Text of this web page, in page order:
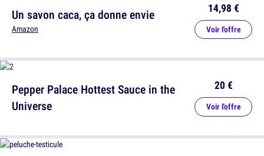
Un savon caca, ça donne envie
Amazon
14,98 €
Voir l'offre
Pepper Palace Hottest Sauce in the
Universe
20 €
Voir l'offre